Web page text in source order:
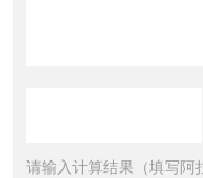
请输入计算结果（填写阿